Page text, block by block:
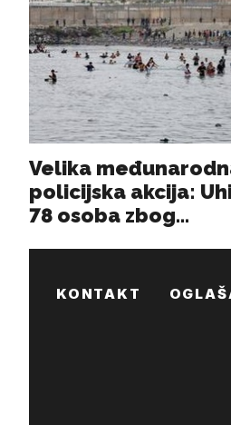
KONTAKT